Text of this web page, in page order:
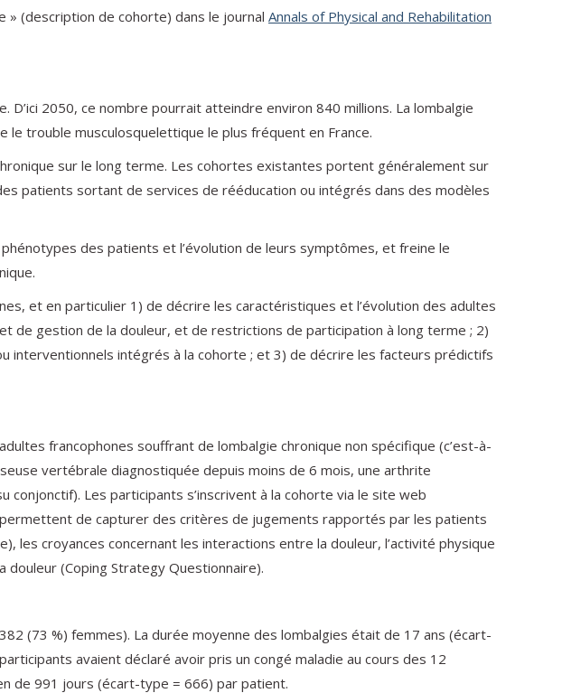
» (description de cohorte) dans le journal Annals of Physical and Rehabilitation
2050, ce nombre pourrait atteindre environ 840 millions. La lombalgie
le trouble musculosquelettique le plus fréquent en France.
sur le long terme. Les cohortes existantes portent généralement sur
patients sortant de services de rééducation ou intégrés dans des modèles
des patients et l’évolution de leurs symptômes, et freine le
et en particulier 1) de décrire les caractéristiques et l’évolution des adultes
de gestion de la douleur, et de restrictions de participation à long terme ; 2)
intégrés à la cohorte ; et 3) de décrire les facteurs prédictifs
francophones souffrant de lombalgie chronique non spécifique (c’est-à-
vertébrale diagnostiquée depuis moins de 6 mois, une arthrite
Les participants s’inscrivent à la cohorte via le site web
de capturer des critères de jugements rapportés par les patients
les croyances concernant les interactions entre la douleur, l’activité physique
(Coping Strategy Questionnaire).
(73 %) femmes). La durée moyenne des lombalgies était de 17 ans (écart-
avaient déclaré avoir pris un congé maladie au cours des 12
de 991 jours (écart-type = 666) par patient.